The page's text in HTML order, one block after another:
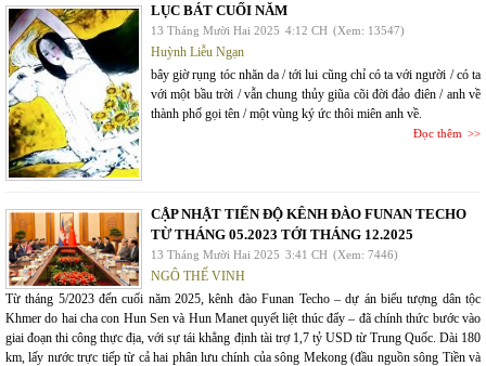
LỤC BÁT CUỐI NĂM
13 Tháng Mười Hai 2025 4:12 CH (Xem: 13547)
Huỳnh Liễu Ngạn
bây giờ rụng tóc nhăn da / tới lui cũng chỉ có ta với người / có ta
với một bầu trời / vẫn chung thủy giũa cõi đời đảo điên / anh về
thành phố gọi tên / một vùng ký ức thôi miên anh về.
Đọc thêm
CẬP NHẬT TIẾN ĐỘ KÊNH ĐÀO FUNAN TECHO
TỪ THÁNG 05.2023 TỚI THÁNG 12.2025
13 Tháng Mười Hai 2025 3:41 CH (Xem: 7446)
NGÔ THẾ VINH
Từ tháng 5/2023 đến cuối năm 2025, kênh đào Funan Techo – dự án biểu tượng dân tộc
Khmer do hai cha con Hun Sen và Hun Manet quyết liệt thúc đẩy – đã chính thức bước vào
giai đoạn thi công thực địa, với sự tái khẳng định tài trợ 1,7 tỷ USD từ Trung Quốc. Dài 180
km, lấy nước trực tiếp từ cả hai phân lưu chính của sông Mekong (đầu nguồn sông Tiền và